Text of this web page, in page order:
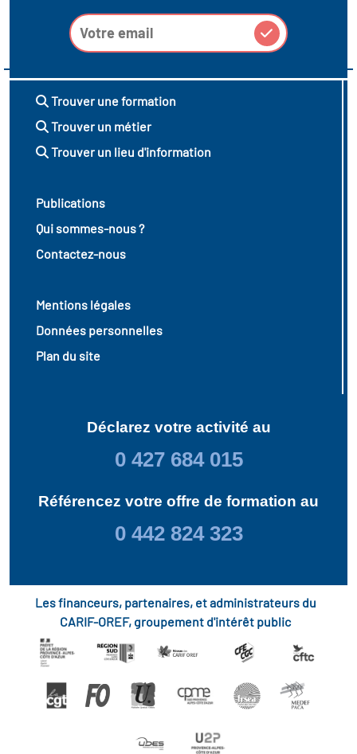
Trouver une formation
Trouver un métier
Trouver un lieu d'information
Publications
Qui sommes-nous ?
Contactez-nous
Mentions légales
Données personnelles
Plan du site
Déclarez votre activité au
0 427 684 015
Référencez votre offre de formation au
0 442 824 323
Les financeurs, partenaires, et administrateurs du
CARIF-OREF, groupement d'intérêt public